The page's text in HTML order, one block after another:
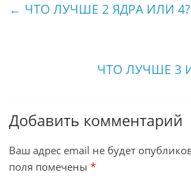
← ЧТО ЛУЧШЕ 2 ЯДРА ИЛИ 4?
ЧТО ЛУЧШЕ 3
Добавить комментарий
Ваш адрес email не будет
поля помечены*